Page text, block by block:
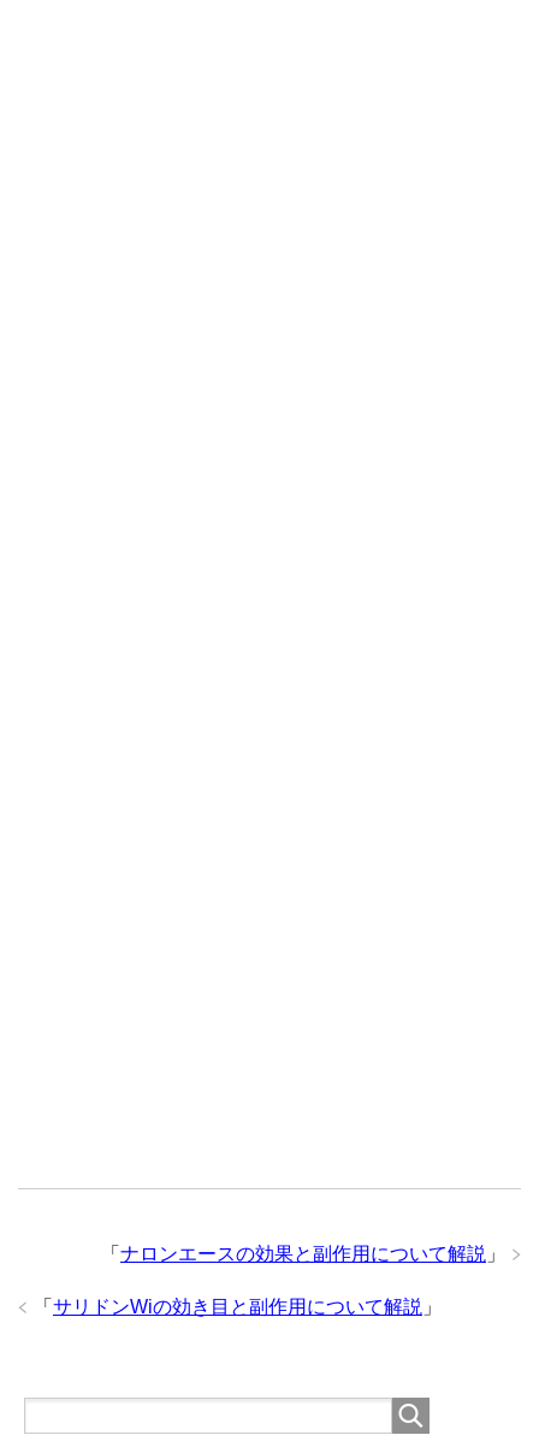
「 ナロンエースの効果と副作用について解説 」
「 サリドンWiの効き目と副作用について解説 」